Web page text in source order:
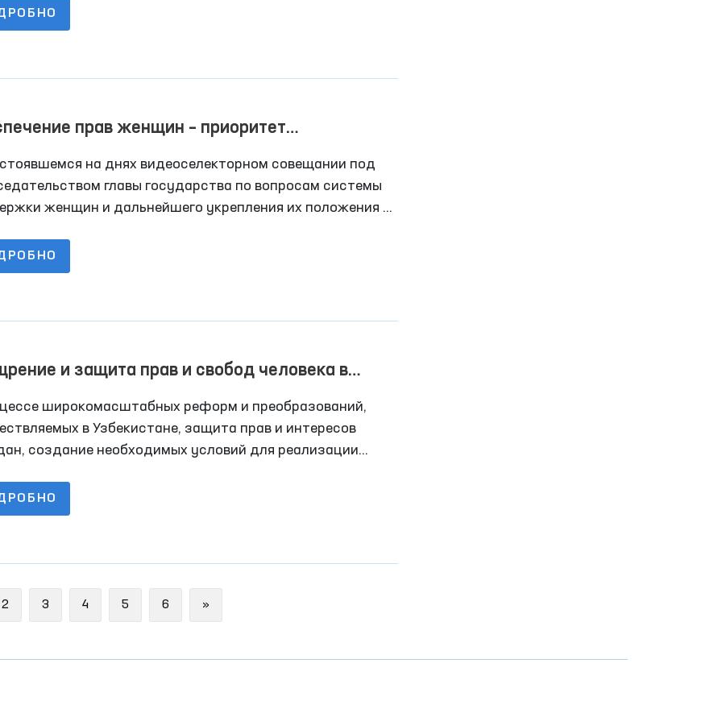
традиционного культурного наследия. И это
ведь гостеприимство, доброта, щедрость души и
прав женщин – приоритет
политики
на днях видеоселекторном совещании под
главы государства по вопросам системы
женщин и дальнейшего укрепления их положения в
и защита прав и свобод человека в
борьбы с терроризмом
широкомасштабных реформ и преобразований,
в Узбекистане, защита прав и интересов
создание необходимых условий для реализации
первостепенной задачи. Основная цель реформ
в консолидации усилий и возможностей всего
2 3 4 5 6 »